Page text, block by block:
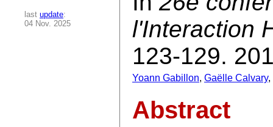
last update:
04 Nov. 2025
l'Interaction
123-129.
Yoann Gabillon, Gaëlle Calvary,
Abstract